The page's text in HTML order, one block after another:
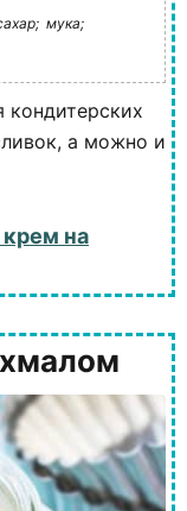
мука;
а можно и
крем на